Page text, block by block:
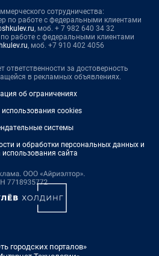
сотрудничества:
по работе с федеральными клиентами
, моб. + 7 982 640 34 32
работе с федеральными клиентами
, моб. +7 910 402 4056
ответственности за достоверность
в рекламных объявлениях.
об ограничениях
использования cookies
системы
и обработки персональных данных и
использования сайта
городских порталов»